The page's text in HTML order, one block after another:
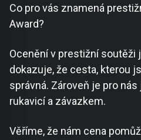
Co pro vás znamená
Award?
Ocenění v prestižní soutěži
dokazuje, že cesta, kterou
správná. Zároveň je pro
rukavicí a závazkem.
Věříme, že nám cena